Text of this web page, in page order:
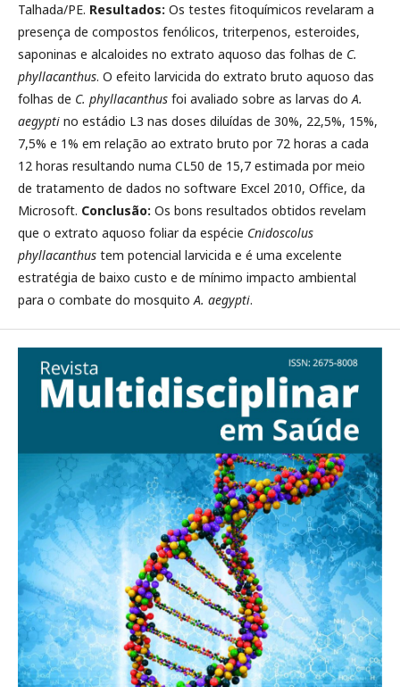
Talhada/PE. Resultados: Os testes fitoquímicos revelaram a
presença de compostos fenólicos, triterpenos, esteroides,
saponinas e alcaloides no extrato aquoso das folhas de C.
phyllacanthus. O efeito larvicida do extrato bruto aquoso das
folhas de C. phyllacanthus foi avaliado sobre as larvas doA.
aegypti no estádio L3 nas doses diluídas de 30%, 22,5%, 15%,
7,5% e 1% em relação ao extrato bruto por 72 horas a cada
12 horas resultando numa CL50 de 15,7 estimada por meio
de tratamento de dados no software Excel 2010, Office, da
Microsoft. Conclusão: Os bons resultados obtidos revelam
que o extrato aquoso foliar da espécie Cnidoscolus
phyllacanthus tem potencial larvicida e é uma excelente
estratégia de baixo custo e de mínimo impacto ambiental
para o combate do mosquitoA. aegypti.